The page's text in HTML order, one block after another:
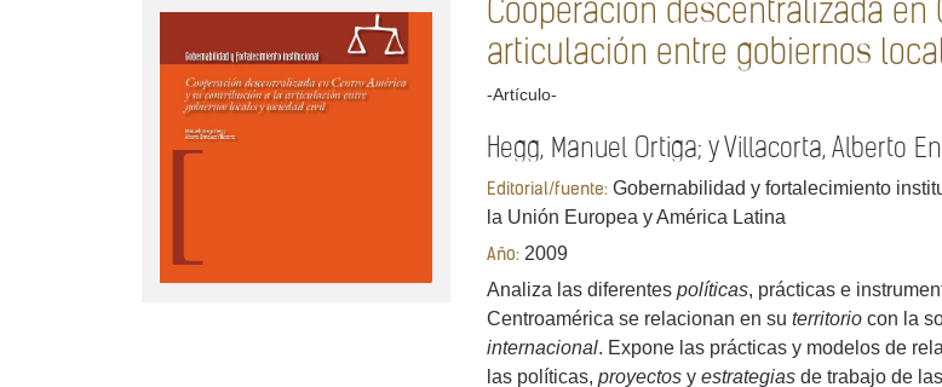
Cooperación descentralizada
articulación entre gobiernos
-Artículo-
Hegg, Manuel Ortiga; y Villacorta, Alberto
Editorial/fuente: Gobernabilidad y fortalecimiento
la Unión Europea y América Latina
Año: 2009
Analiza las diferentes políticas, prácticas e
Centroamérica se relacionan en su territorio con la
internacional. Expone las prácticas y modelos de
las políticas, proyectos y estrategias de trabajo de